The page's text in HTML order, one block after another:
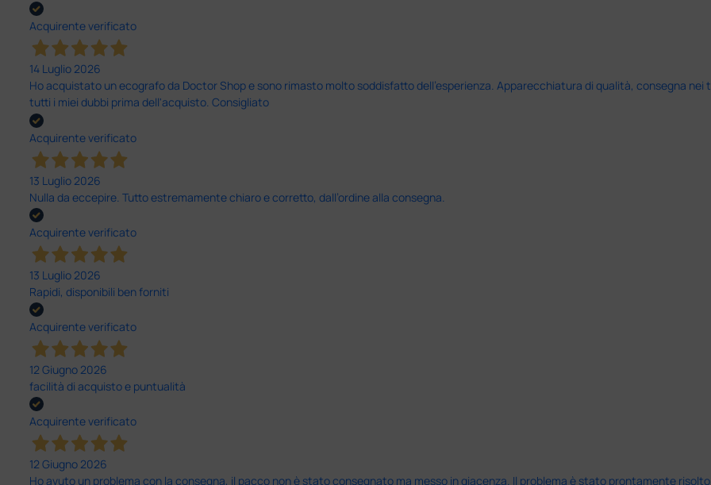
Acquirente verificato
14 Luglio 2026
Ho acquistato un ecografo da Doctor Shop e sono rimasto molto soddisfatto dell'esperienza. Apparecchiatura di qualità, consegna
tutti i miei dubbi prima dell'acquisto. Consigliato
Acquirente verificato
13 Luglio 2026
Nulla da eccepire. Tutto estremamente chiaro e corretto, dall’ordine alla consegna.
Acquirente verificato
13 Luglio 2026
Rapidi, disponibili ben forniti
Acquirente verificato
12 Giugno 2026
facilità di acquisto e puntualità
Acquirente verificato
12 Giugno 2026
Ho avuto un problema con la consegna, il pacco non è stato consegnato ma messo in giacenza. Il problema è stato prontamente